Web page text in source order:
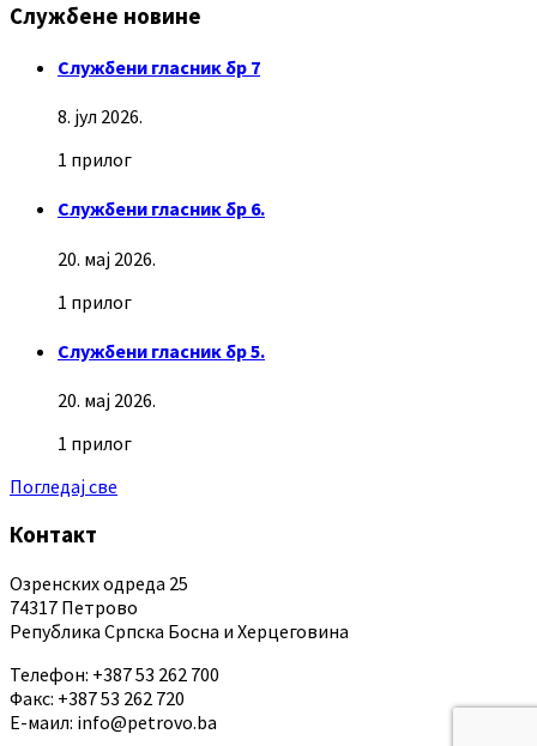
Службене новине
Службени гласник бр 7
8. јул 2026.
1 прилог
Службени гласник бр 6.
20. мај 2026.
1 прилог
Службени гласник бр 5.
20. мај 2026.
1 прилог
Погледај све
Контакт
Озренских одреда 25
74317 Петрово
Република Српска Босна и Херцеговина
Телефон: +387 53 262 700
Факс: +387 53 262 720
Е-маил: info@petrovo.ba